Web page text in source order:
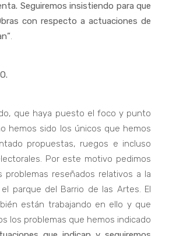
Seguiremos insistiendo para que
con respecto a actuaciones de
.
que haya puesto el foco y punto
hemos sido los únicos que hemos
propuestas, ruegos e incluso
Por este motivo pedimos
reseñados relativos a la
parque del Barrio de las Artes. El
están trabajando en ello y que
los problemas que hemos indicado